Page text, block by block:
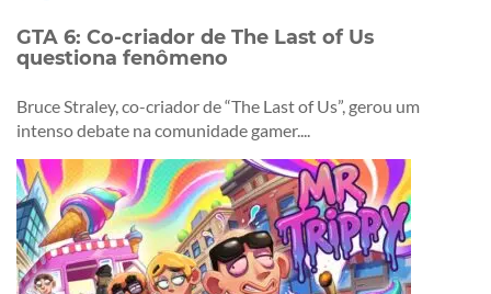
GTA 6: Co-criador de The Last of Us
questiona fenômeno
Bruce Straley, co-criador de “The Last of Us”, gerou um
intenso debate na comunidade gamer....